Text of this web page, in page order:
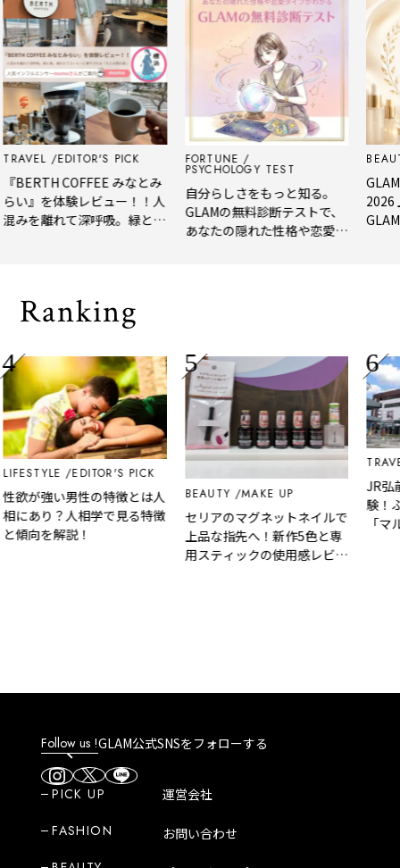
EDITOR'S PICK
COFFEE みなとみ
体験レビュー！！人
れて深呼吸。緑と
FORTUNE
PSYCHOLOGY TEST
自分らしさをもっと知る。
GLAMの無料診断テストで、
あなたの隠れた性格や恋愛タ
BEAUTY
GLAM
2026 上半
GLAM編集
年上半期の
Ranking
EDITOR'S PICK
い男性の特徴とは人
？人相学で見る特徴
解説！
BEAUTY MAKE UP
セリアのマグネットネイルで
上品な指先へ！新作5色と専
用スティックの使用感レビュ
TRAVEL
JR弘前駅で
験！ふるさ
「マルスで
駅【初心者
29日から新
Follow us !GLAM公式SNSをフォローする
PICK UP
FASHION
運営会社
お問い合わせ